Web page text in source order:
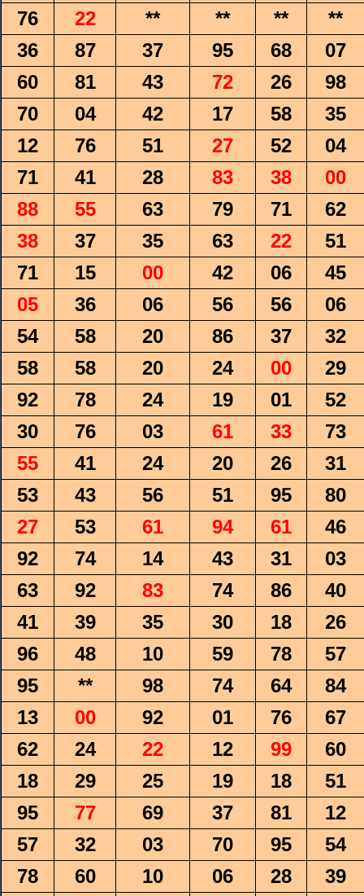
76 22 ** ** **
**
36
87 37 95 68
07
60
81 43 72 26
98
70
04 42 17 58
35
12
76 51 27 52
04
71
41 28 83 38
00
88
55 63 79 71
62
38
37 35 63 22
51
71
15 00 42 06
45
05
36 06 56 56
06
54
58 20 86 37
32
58
58 20 24 00
29
92
78 24 19 01
52
30
76 03 61 33
73
55
41 24 20 26
31
53
43 56 51 95
80
27
53 61 94 61
46
92
74 14 43 31
03
63
92 83 74 86
40
41
39 35 30 18
26
96
48 10 59 78
57
95
** 98 74 64
84
13
00 92 01 76
67
62
24 22 12 99
60
18
29 25 19 18
51
95
77 69 37 81
12
57
32 03 70 95
54
78
60 10 06 28
39